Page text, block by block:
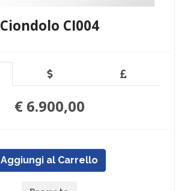
Ciondolo CI004
€ 6.900,00
Aggiungi al Carrello